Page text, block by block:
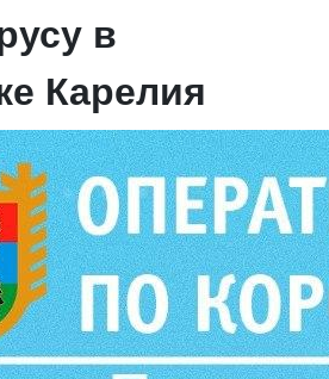
в
Карелия